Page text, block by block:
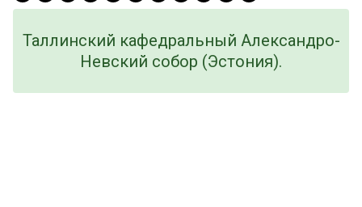
Таллинский кафедральный Александро-
Невский собор (Эстония).